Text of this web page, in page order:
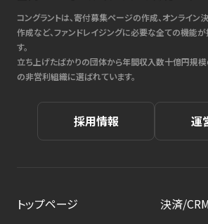
コングラントは、寄付募集ページの作成、オンライン
作成など、ファンドレイジングに必要な全ての機能
す。
立ち上げたばかりの団体から年間収入数十億円規
の非営利組織に選ばれています。
採用情報 運
トップページ
決済/